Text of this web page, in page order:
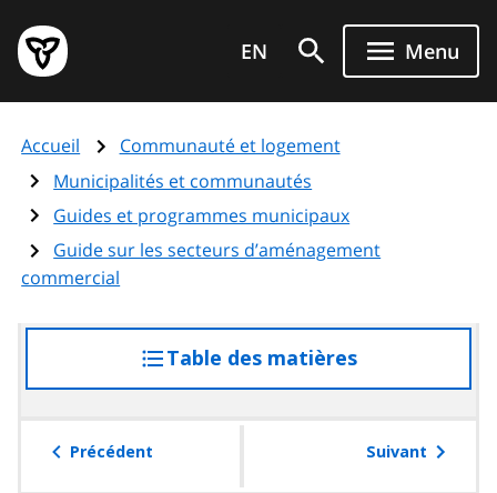
au
contenu
principal
Page
d'accueil
de
l'Ontario
EN Menu
Accueil
Communauté et logement
Municipalités et communautés
Guides et programmes municipaux
Guide sur les secteurs d’aménagement
commercial
Table des matières
à
table
Précédent Suivant